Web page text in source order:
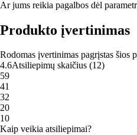
Ar jums reikia pagalbos dėl
Produkto įvertinimas
Rodomas įvertinimas pagrįstas šios
4.6Atsiliepimų skaičius (12)
59
41
32
20
10
Kaip veikia atsiliepimai?